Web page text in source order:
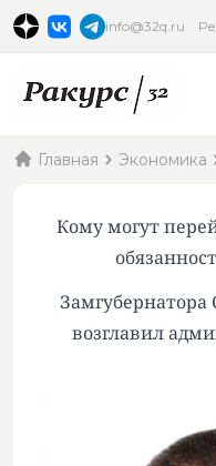
info@32q.ru
Главная Экономика
Кому могут
возглавил